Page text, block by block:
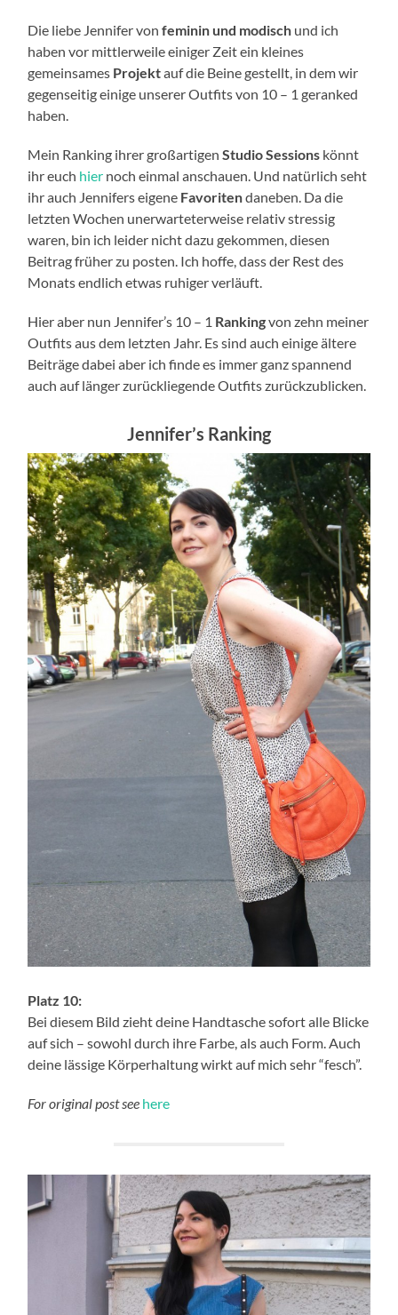
Die liebe Jennifer vonfeminin und modisch und ich
haben vor mittlerweile einiger Zeit ein kleines
gemeinsames Projektauf die Beine gestellt, in dem wir
gegenseitig einige unserer Outfits von 10 – 1 geranked
haben.
Mein Ranking ihrer großartigenStudio Sessions könnt
ihr euch hier noch einmal anschauen. Und natürlich seht
ihr auch Jennifers eigene Favoritendaneben. Da die
letzten Wochen unerwarteterweise relativ stressig
waren, bin ich leider nicht dazu gekommen, diesen
Beitrag früher zu posten. Ich hoffe, dass der Rest des
Monats endlich etwas ruhiger verläuft.
Hier aber nun Jennifer’s 10 – 1 Rankingvon zehn meiner
Outfits aus dem letzten Jahr. Es sind auch einige ältere
Beiträge dabei aber ich finde es immer ganz spannend
auch auf länger zurückliegende Outfits zurückzublicken.
Jennifer’s Ranking
Platz 10:
Bei diesem Bild zieht deine Handtasche sofort alle Blicke
auf sich – sowohl durch ihre Farbe, als auch Form. Auch
deine lässige Körperhaltung wirkt auf mich sehr “fesch”.
For original post see here